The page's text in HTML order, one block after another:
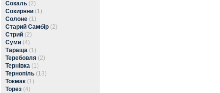
Сокаль (2)
Сокиряни (1)
Солоне (1)
Старий Самбір (2)
Стрий (2)
Суми (4)
Тараща (1)
Теребовля (2)
Тернівка (1)
Тернопіль (13)
Токмак (1)
Торез (4)